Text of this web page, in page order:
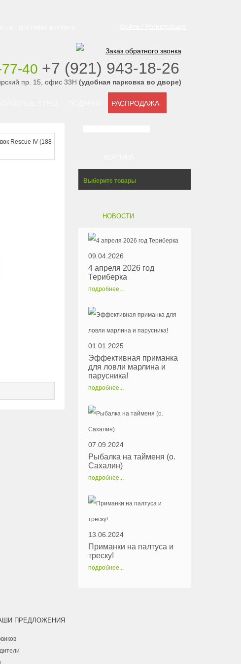
РАСПРОДАЖА
Заказ обратного звонка
40 ‭+7 (921) 943-18-26
пр. 15, офис 33Н (удобная парковка во дворе)
Rescue IV (188
Выберите товары
НОВОСТИ
09.04.2026
4 апреля 2026 год
Териберка
подробнее...
01.01.2025
Эффективная приманка
для ловли марлина и
парусника!
подробнее...
07.09.2024
Рыбалка на тайменя (о.
Сахалин)
подробнее...
13.06.2024
Приманки на палтуса и
треску!
подробнее...
ПРЕДЛОЖЕНИЯ